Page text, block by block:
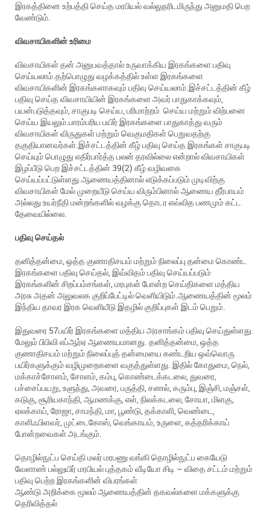
இரகத்தினை உற்பத்தி செய்த மரபியல் வல்லுநரிடமிருந்து அனுமதி பெற
வேண்டும்.
விவசாயிகளின்உரிமை
விவசாயிகள் தன் அனுபவத்தால் உருவாக்கிய இரகங்களை பதிவு
செய்யலாம்.தற்பொழுது வழக்கத்தில் உள்ள இரகங்களை
விவசாயிகளின் இரகங்களாகவும் பதிவு செய்யலாம்.இச்சட்டத்தின் கீழ்
பதிவு செய்த விவசாயியின் இரகங்களை அவர் பாதுகாக்கவும்,
பயன்படுத்தவும், சாகுபடி செய்ய, பரிமாற்றம் செய்ய மற்றும் விற்பனை
செய்ய இயலும்.பாரம்பரிய பயிர் இரகங்களை பாதுகாத்து வரும்
விவசாயிகள் விருதுகள் மற்றும் வெகுமதிகள் பெறுவதற்கு
தகுதியானவர்கள்.இச்சட்டத்தின் கீழ் பதிவு செய்த இரகங்கள் சாகுபடி
செய்யும் பொழுது எதிர்பார்த்த பலன் தரவில்லை என்றால் விவசாயிகள்
இழப்பீடு பெற இச்சட்டத்தின் 39(2) கீழ் வழிவகை
செய்யப்பட்டுள்ளது.ஆணையத்தினால் எடுக்கப்படும் முடிவிற்கு
விவசாயிகள் மேல் முறையீடு செய்ய விரும்பினால் ஆணைய தீர்பாயம்
அல்லது உயர்நீதி மன்றங்களில் வழக்கு தொடர எவ்வித பணமும் கட்ட
தேவையில்லை.
பதிவுசெய்தல்
தனித்தன்மை, ஒத்த குணாதிசயம் மற்றும் நிலைப்பு தன்மை கொண்ட
இரகங்களை பதிவு செய்தல், இவ்விதம் பதிவு செய்யப்படும்
இரகங்களின் சிறப்பம்சங்கள், மரபுகள் போன்ற செய்திகளை மத்திய
அரசு அதன் அலுவலக குறிப்பேட்டில் வெளியிடும்.ஆணையத்தின் மூலம்
இந்திய தாவர இரக வெளியீடு இதழில் குறிப்புகள் இடம் பெறும்.
இதுவரை 57பயிர் இரகங்களை மத்திய அரசாங்கம் பதிவு செய்துள்ளது.
மேலும் பிபிவி எப்ஆர்ஏ ஆணையமானது. தனித்தன்மை, ஒத்த
குணாதிசயம் மற்றும் நிலைப்புத் தன்மையை கண்டறிய ஒவ்வொரு
பயிர்களுக்கும் வழிமுறைகளை வகுத்துள்ளது. இதில் கோதுமை, நெல்,
மக்காச்சோளம், சோளம், கம்பு, கொண்டைக்கடலை, துவரை,
பச்சைப்பயறு, உளுந்து, அவரை, பருத்தி, சணல், கரும்பு, இஞ்சி, மஞ்சள்,
கடுகு, சூரியகாந்தி, ஆமணக்கு, எள், நிலக்கடலை, சோயா, மிளகு,
ஏலக்காய், ரோஜா, சாமந்தி, மா, பூண்டு, தக்காளி, வெண்டை,
காளிஃபிளவர், முட்டைகோஸ், வெங்காயம், உருளை, கத்தரிக்காய்
போன்றவைகள் அடங்கும்.
தொழில்நுட்ப செய்தி மலர் மரபணு வங்கி தொழில்நுட்ப கையேடு
வேளாண் பல்லுயிர் மரபியல் புத்தகம் வீடியோ சிடி – விதை சட்டம் மற்றும்
பதிவு பெற்ற இரகங்களின் விபரங்கள்
ஆண்டு அறிக்கை மூலம் ஆணையத்தின் தகவல்களை மக்களுக்கு
தெரிவித்தல்